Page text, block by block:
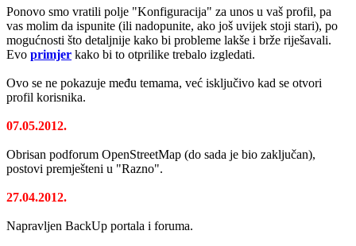
Ponovo smo vratili polje "Konfiguracija" za unos u vaš profil, pa
vas molim da ispunite (ili nadopunite, ako još uvijek stoji stari), po
mogućnosti što detaljnije kako bi probleme lakše i brže riješavali.
Evo primjer kako bi to otprilike trebalo izgledati.
Ovo se ne pokazuje među temama, već isključivo kad se otvori
profil korisnika.
07.05.2012.
Obrisan podforum OpenStreetMap (do sada je bio zaključan),
postovi premješteni u "Razno".
27.04.2012.
Napravljen BackUp portala i foruma.